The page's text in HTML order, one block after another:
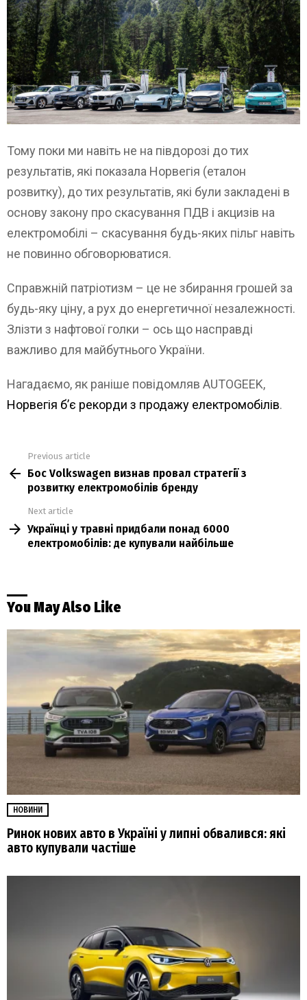
Тому поки ми навіть не на півдорозі до тих
результатів, які показала Норвегія (еталон
розвитку), до тих результатів, які були закладені в
основу закону про скасування ПДВ і акцизів на
електромобілі – скасування будь-яких пільг навіть
не повинно обговорюватися.
Справжній патріотизм – це не збирання грошей за
будь-яку ціну, а рух до енергетичної незалежності.
Злізти з нафтової голки – ось що насправді
важливо для майбутнього України.
Нагадаємо, як раніше повідомляв AUTOGEEK,
Норвегія б’є рекорди з продажу електромобілів.
more
Previous article
Бос Volkswagen визнав провал стратегії з
розвитку електромобілів бренду
Next article
Українці у травні придбали понад 6000
електромобілів: де купували найбільше
You May Also Like
НОВИНИ
Ринок нових авто в Україні у липні обвалився: які
авто купували частіше